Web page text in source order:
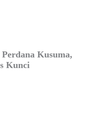
Kusuma,
Kunci